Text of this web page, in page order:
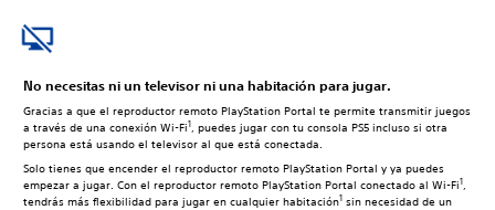
No necesitas ni un televisor ni una habitación para jugar.
Gracias a que el reproductor remoto PlayStation Portal te permite transmitir juegos
a través de una conexión Wi-Fi1, puedes jugar con tu consola PS5 incluso si otra
persona está usando el televisor al que está conectada.
Solo tienes que encender el reproductor remoto PlayStation Portal y ya puedes
empezar a jugar. Con el reproductor remoto PlayStation Portal conectado al Wi-Fi1,
tendrás más flexibilidad para jugar en cualquier habitación1 sin necesidad de un